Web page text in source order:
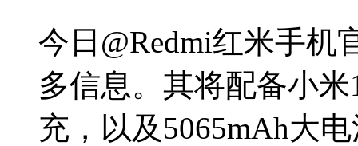
今日@Redmi红米手机
多信息。其将配备小
充，以及5065mAh大